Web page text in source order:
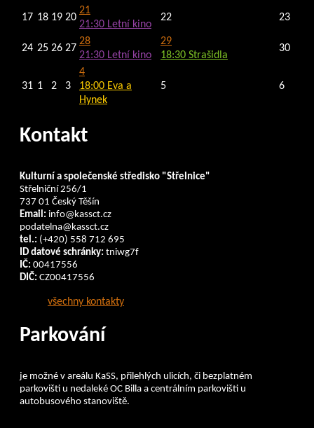
17 18 19 20
21
21:30 Letní kino
22 23
24 25 26 27
28
21:30 Letní kino
29
18:30 Strašidla
30
31 1 2 3
4
18:00 Eva a
Hynek
5 6
Kontakt
Kulturní a společenské středisko "Střelnice"
Střelniční 256/1
737 01 Český Těšín
Email: info@kassct.cz
podatelna@kassct.cz
tel.: (+420) 558 712 695
ID datové schránky: tniwg7f
IČ: 00417556
DIČ: CZ00417556
všechny kontakty
Parkování
je možné v areálu KaSS, přilehlých ulicích, či bezplatném
parkovišti u nedaleké OC Billa a centrálním parkovišti u
autobusového stanoviště.